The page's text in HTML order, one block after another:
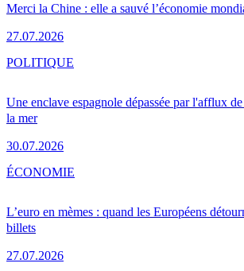
Merci la Chine : elle a sauvé l’économie
27.07.2026
Une enclave espagnole dépassée par l'afflux
la mer
30.07.2026
POLITIQUE
L’euro en mèmes : quand les Européens
billets
27.07.2026
ÉCONOMIE